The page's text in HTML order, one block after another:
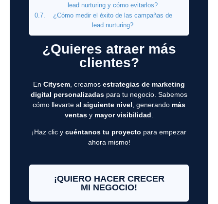
lead nurturing y cómo evitarlos?
¿Cómo medir el éxito de las campañas de
lead nurturing?
¿Quieres atraer más
clientes?
En Citysem , creamos estrategias de marketing
digital personalizadas para tu negocio. Sabemos
cómo llevarte al siguiente nivel , generando más
ventas y mayor visibilidad
¡Haz clic y cuéntanos tu proyecto para empezar
ahora mismo!
¡QUIERO HACER CRECER
MI NEGOCIO!